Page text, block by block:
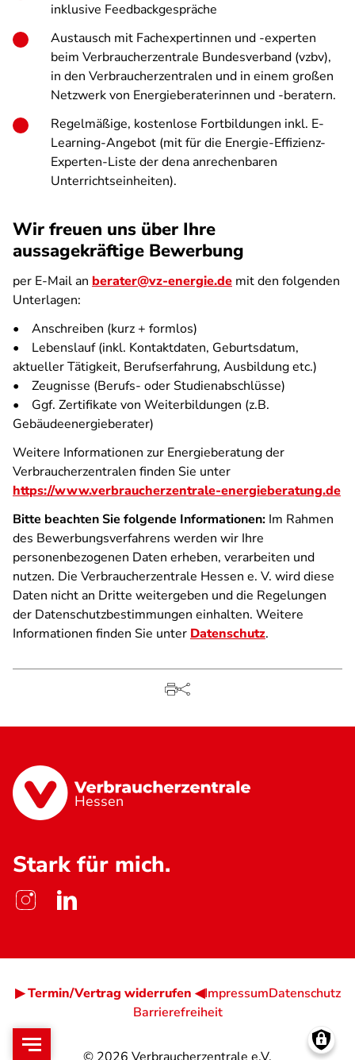
inklusive Feedbackgespräche
Austausch mit Fachexpertinnen und -experten
beim Verbraucherzentrale Bundesverband (vzbv),
in den Verbraucherzentralen und in einem großen
Netzwerk von Energieberaterinnen und -beratern.
Regelmäßige, kostenlose Fortbildungen inkl. E-
Learning-Angebot (mit für die Energie-Effizienz-
Experten-Liste der dena anrechenbaren
Unterrichtseinheiten).
Wir freuen uns über Ihre
aussagekräftige Bewerbung
per E-Mail an berater@vz-energie.de mit den folgenden
Unterlagen:
• Anschreiben (kurz + formlos)
• Lebenslauf (inkl. Kontaktdaten, Geburtsdatum,
aktueller Tätigkeit, Berufserfahrung, Ausbildung etc.)
• Zeugnisse (Berufs- oder Studienabschlüsse)
• Ggf. Zertifikate von Weiterbildungen (z.B.
Gebäudeenergieberater)
Weitere Informationen zur Energieberatung der
Verbraucherzentralen finden Sie unter
https://www.verbraucherzentrale-energieberatung.de
Bitte beachten Sie folgende Informationen: Im Rahmen
des Bewerbungsverfahrens werden wir Ihre
personenbezogenen Daten erheben, verarbeiten und
nutzen. Die Verbraucherzentrale Hessen e. V. wird diese
Daten nicht an Dritte weitergeben und die Regelungen
der Datenschutzbestimmungen einhalten. Weitere
Informationen finden Sie unter Datenschutz.
Hessen
Stark für mich.
▶ Termin/Vertrag widerrufen ◀ImpressumDatenschutz
Barrierefreiheit